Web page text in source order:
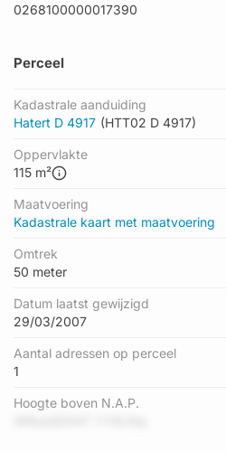
0268100000017390
Perceel
Kadastrale aanduiding
Hatert D 4917 (HTT02 D 4917)
Oppervlakte
115 m²
Maatvoering
Kadastrale kaart met maatvoering
Omtrek
50 meter
Datum laatst gewijzigd
29/03/2007
Aantal adressen op perceel
1
Hoogte boven N.A.P.